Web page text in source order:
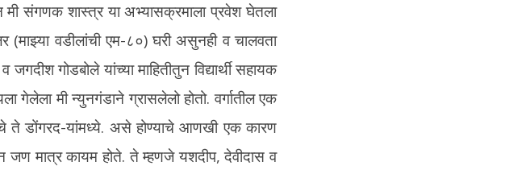
मी संगणक शास्त्र या अभ्यासक्रमाला प्रवेश घेतला
(माझ्या वडीलांची एम-८०) घरी असुनही व चालवता
गोडबोले यांच्या माहितीतुन विद्यार्थी सहायक
गेलेला मी न्युनगंडाने ग्रासलेलो होतो. वर्गातील एक
ते डोंगरद-यांमध्ये. असे होण्याचे आणखी एक कारण
जण मात्र कायम होते. ते म्हणजे यशदीप, देवीदास व